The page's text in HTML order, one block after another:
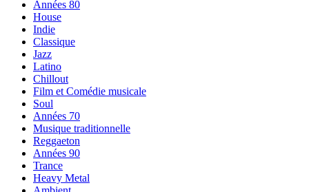
Années 80
House
Indie
Classique
Jazz
Latino
Chillout
Film et Comédie musicale
Soul
Années 70
Musique traditionnelle
Reggaeton
Années 90
Trance
Heavy Metal